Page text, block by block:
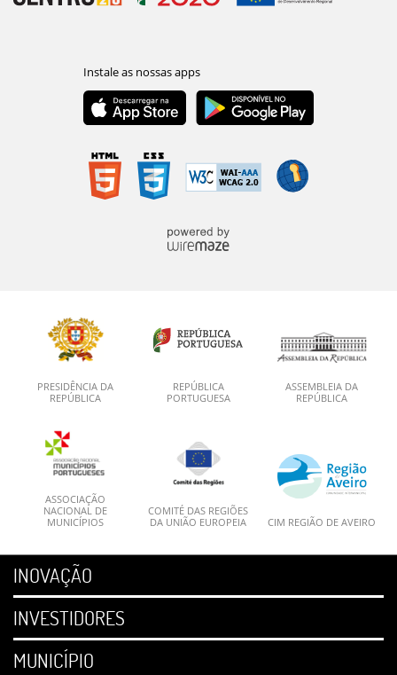
PRESIDÊNCIA DA
REPÚBLICA
REPÚBLICA
PORTUGUESA
ASSEMBLEIA DA
REPÚBLICA
ASSOCIAÇÃO
NACIONAL DE
MUNICÍPIOS
COMITÉ DAS REGIÕES
DA UNIÃO EUROPEIA
CIM REGIÃO DE AVEIRO
INOVAÇÃO
INVESTIDORES
MUNICÍPIO